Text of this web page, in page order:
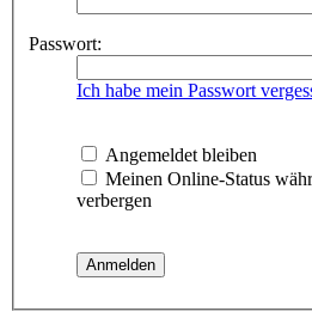
Passwort:
Ich habe mein Passwort
Angemeldet bleiben
Meinen Online-Status
verbergen